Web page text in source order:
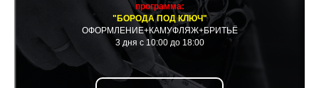
программа:
"БОРОДА ПОД КЛЮЧ"
ОФОРМЛЕНИЕ+КАМУФЛЯЖ+БРИТЬЁ
3 дня с 10:00 до 18:00